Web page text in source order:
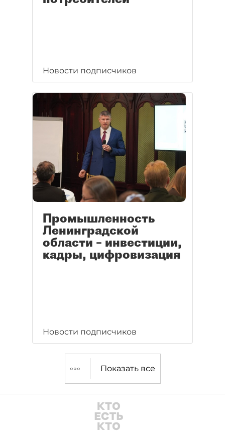
Новости подписчиков
Промышленность
Ленинградской
области – инвестиции,
кадры, цифровизация
Новости подписчиков
Показать все